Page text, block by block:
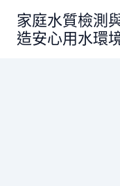
家庭水質檢測
造安心用水環